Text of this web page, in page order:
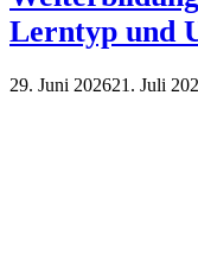
Lerntyp und
29. Juni 202621. Juli